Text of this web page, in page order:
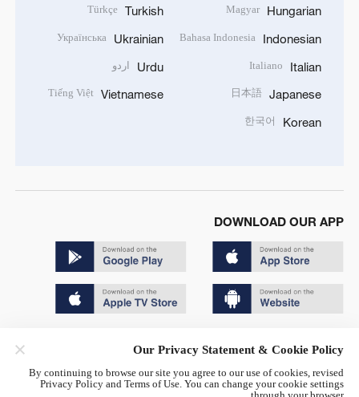
Hungarian
Magyar
Indonesian
Bahasa Indonesia
Italian
Italiano
Japanese
日本語
Korean
한국어
Turkish
Türkçe
Ukrainian
Українська
Urdu اردو
Vietnamese
Tiếng Việt
DOWNLOAD OUR APP
京公网安备 11010502050052号
Our Privacy Statement & Cookie Policy
By continuing to browse our site you agree to our use of cookies, revised
Privacy Policy and Terms of Use. You can change your cookie settings